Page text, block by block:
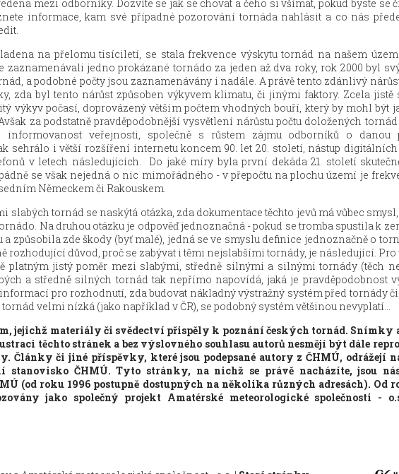
mezi odborníky. Dozvíte se jak se chovat a čeho si všímat, pokud byste se
informace, kam své případné pozorování tornáda nahlásit a co nás
na přelomu tisíciletí, se stala frekvence výskytu tornád na našem
zaznamenávali jedno prokázané tornádo za jeden až dva roky, rok 2000 byl
a podobné počty jsou zaznamenávány i nadále. A právě tento zdánlivý
zda byl tento nárůst způsoben výkyvem klimatu, či jinými faktory. Zcela jistě
výkyv počasí, doprovázený větším počtem vhodných bouří, který by mohl být
za podstatně pravděpodobnější vysvětlení nárůstu počtu doložených
informovanost veřejnosti, společně s růstem zájmu odborníků o danou
sehrálo i větší rozšíření internetu koncem 90. let 20. století, nástup digitálních
v letech následujících. Do jaké míry byla první dekáda 21. století
se však nejedná o nic mimořádného - v přepočtu na plochu území je
Německem či Rakouskem.
tornád se naskýtá otázka, zda dokumentace těchto jevů má vůbec
Na druhou otázku je odpověď jednoznačná - pokud se tromba spustila k
způsobila zde škody (byť malé), jedná se ve smyslu definice jednoznačně o
rozhodující důvod, proč se zabývat i těmi nejslabšími tornády, je následující.
platným jistý poměr mezi slabými, středně silnými a silnými tornády (těch
a středně silných tornád tak nepřímo napovídá, jaká je pravděpodobnost
pro rozhodnutí, zda budovat nákladný výstražný systém před tornády
velmi nízká (jako například v ČR), se podobný systém většinou nevyplatí...
jejichž materiály či svědectví přispěly k poznání českých tornád. Snímky
těchto stránek a bez výslovného souhlasu autorů nesmějí být dále
či jiné příspěvky, které jsou podepsané autory z ČHMÚ, odrážejí
stanovisko ČHMÚ. Tyto stránky, na nichž se právě nacházíte, jsou
(od roku 1996 postupně dostupných na několika různých adresách). Od
jako společný projekt Amatérské meteorologické společnosti -